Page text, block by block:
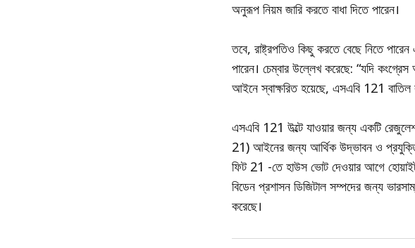
অনুরূপ নিয়ম জারি করতে বাধা দিতে পারেন।
তবে, রাষ্ট্রপতিও কিছু করতে বেছে নিতে
পারেন। চেম্বার উল্লেখ করেছে: “যদি কংগ্রেস
আইনে স্বাক্ষরিত হয়েছে, এসএবি 121
এসএবি 121 উল্টে যাওয়ার জন্য একটি
21) আইনের জন্য আর্থিক উদ্ভাবন ও প্রযুক্তিও
ফিট 21 -তে হাউস ভোট দেওয়ার আগে হোয়াইট
বিডেন প্রশাসন ডিজিটাল সম্পদের জন্য
করেছে।